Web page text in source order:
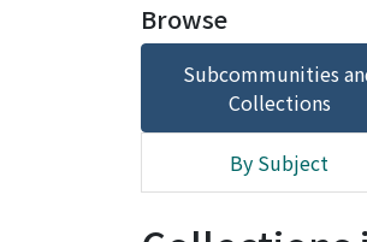
Browse
Subcommunities
Collections
By Subject